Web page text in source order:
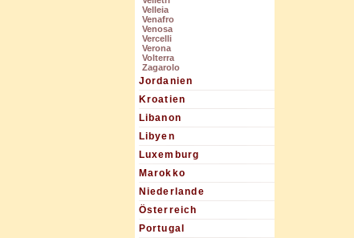
Velleia
Venafro
Venosa
Vercelli
Verona
Volterra
Zagarolo
Jordanien
Kroatien
Libanon
Libyen
Luxemburg
Marokko
Niederlande
Österreich
Portugal